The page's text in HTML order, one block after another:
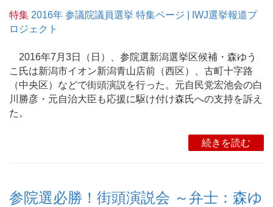
特集 2016年 参議院議員選挙 特集ページ | IWJ選挙報道プ
ロジェクト
2016年7月3日（日）、参院選新潟選挙区候補・森ゆう
こ氏は新潟市イオン新潟青山店前（西区）、古町十字路
（中央区）などで街頭演説を行った。元自民党宏池会の白
川勝彦・元自治大臣も応援に駆け付け森氏への支持を訴え
た。
続きを読む
参院選必勝！街頭演説会 ～弁士：森ゆ